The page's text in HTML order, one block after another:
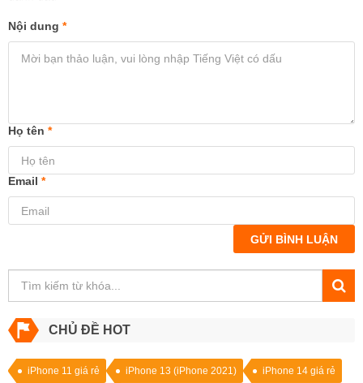
Nội dung *
Họ tên *
Email *
GỬI BÌNH LUẬN
CHỦ ĐỀ HOT
iPhone 11 giá rẻ iPhone 13 (iPhone 2021) iPhone 14 giá rẻ